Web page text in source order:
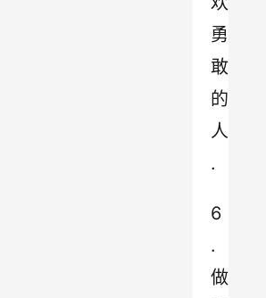
勇
敢
的
人
.
6
.
做